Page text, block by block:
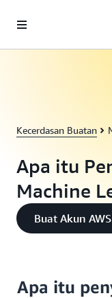
Kecerdasan Buatan
Apa itu
Machine
Buat Akun AWS
Apa itu